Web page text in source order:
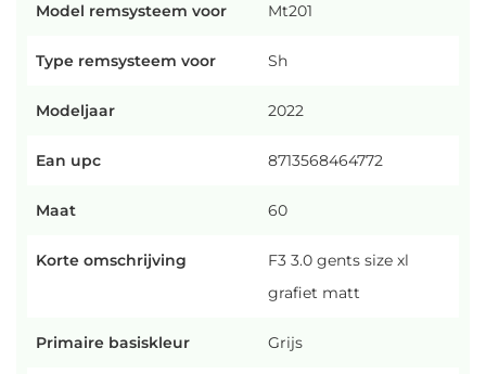
Model remsysteem voor Mt201
Type remsysteem voor Sh
Modeljaar 2022
Ean upc 8713568464772
Maat 60
Korte omschrijving
F3 3.0 gents size xl
grafiet matt
Primaire basiskleur Grijs